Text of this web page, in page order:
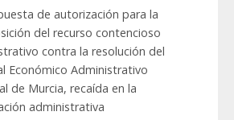
de autorización para la
del recurso contencioso
contra la resolución del
Económico Administrativo
de Murcia, recaída en la
administrativa